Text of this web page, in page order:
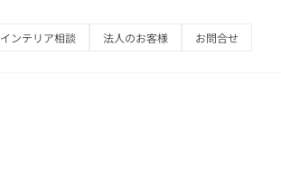
インテリア相談 法人のお客様 お問合せ